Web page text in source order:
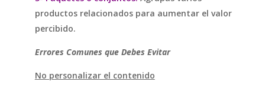
productos relacionados para aumentar el valor
percibido.
Errores Comunes que Debes Evitar
No personalizar el contenido